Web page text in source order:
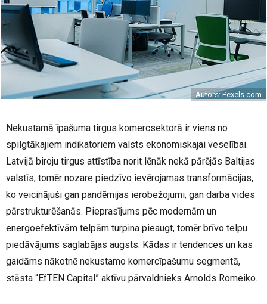
Autors: Pexels.com
Nekustamā īpašuma tirgus komercsektorā ir viens no
spilgtākajiem indikatoriem valsts ekonomiskajai veselībai.
Latvijā biroju tirgus attīstība norit lēnāk nekā pārējās Baltijas
valstīs, tomēr nozare piedzīvo ievērojamas transformācijas,
ko veicinājuši gan pandēmijas ierobežojumi, gan darba vides
pārstrukturēšanās. Pieprasījums pēc modernām un
energoefektīvām telpām turpina pieaugt, tomēr brīvo telpu
piedāvājums saglabājas augsts. Kādas ir tendences un kas
gaidāms nākotnē nekustamo komercīpašumu segmentā,
stāsta “EfTEN Capital” aktīvu pārvaldnieks Arnolds Romeiko.